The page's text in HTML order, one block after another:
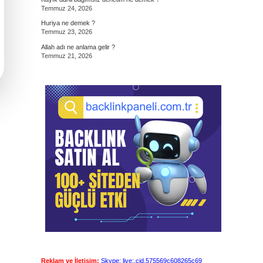
Temmuz 24, 2026
Huriya ne demek ?
Temmuz 23, 2026
Allah adı ne anlama gelir ?
Temmuz 21, 2026
Reklam ve İletişim: Skype: live:.cid.575569c608265c69